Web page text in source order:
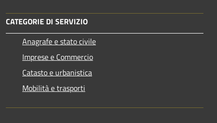
CATEGORIE DI SERVIZIO
Anagrafe e stato civile
Imprese e Commercio
Catasto e urbanistica
Mobilità e trasporti